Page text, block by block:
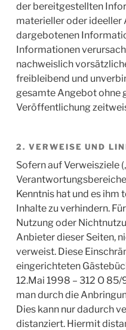
der bereitgestellten
materieller oder ideeller
dargebotenen
Informationen
nachweislich
freibleibend und
gesamte Angebot ohne
Veröffentlichung
2. VERWEISE UND
Sofern auf Verweisziele
Kenntnis hat und es
Inhalte zu verhindern.
Nutzung oder
Anbieter dieser Seiten,
verweist. Diese
eingerichteten
12.Mai 1998 – 312 O
man durch die
Dies kann nur dadurch
distanziert. Hiermit